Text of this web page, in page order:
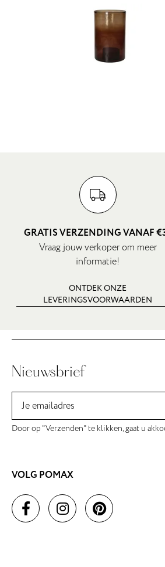
GRATIS VERZENDING VANAF
Vraag jouw verkoper om meer
informatie!
ONTDEK ONZE
LEVERINGSVOORWAARDEN
Nieuwsbrief
Door op "Verzenden" te klikken, gaat u
VOLG POMAX